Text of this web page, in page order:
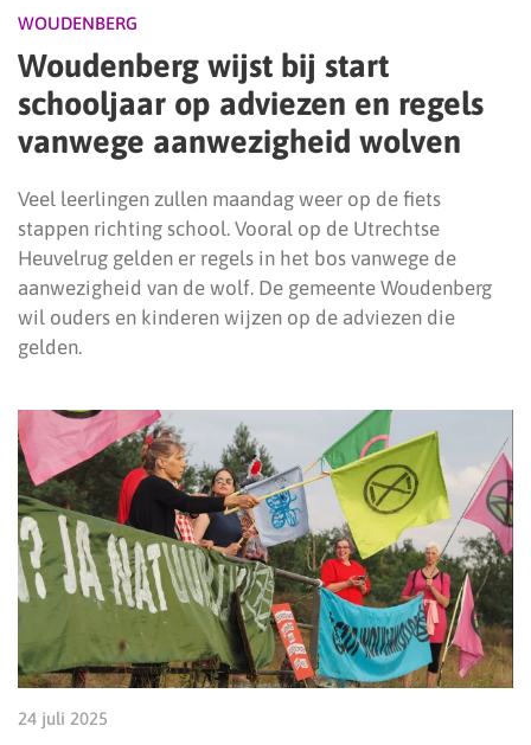
WOUDENBERG
Woudenberg wijst bij start
schooljaar op adviezen en regels
vanwege aanwezigheid wolven
Veel leerlingen zullen maandag weer op de fiets
stappen richting school. Vooral op de Utrechtse
Heuvelrug gelden er regels in het bos vanwege de
aanwezigheid van de wolf. De gemeente Woudenberg
wil ouders en kinderen wijzen op de adviezen die
gelden.
24 juli 2025